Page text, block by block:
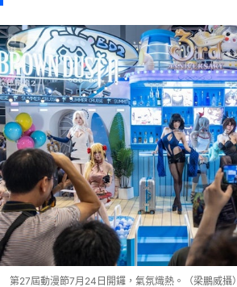
第27屆動漫節7月24日開鑼，氣氛熾熱。（梁鵬威攝）